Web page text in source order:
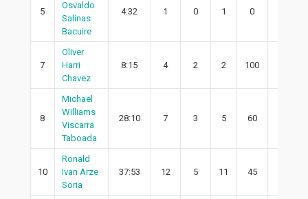
5
Osvaldo
Salinas
Bacuire
4:32 1 0 1 0
7
Oliver
Harri
Chavez
8:15 4 2 2 100
8
Michael
Williams
Viscarra
Taboada
28:10 7 3 5 60
10
Ronald
Ivan Arze
Soria
37:53 12 5 11 45